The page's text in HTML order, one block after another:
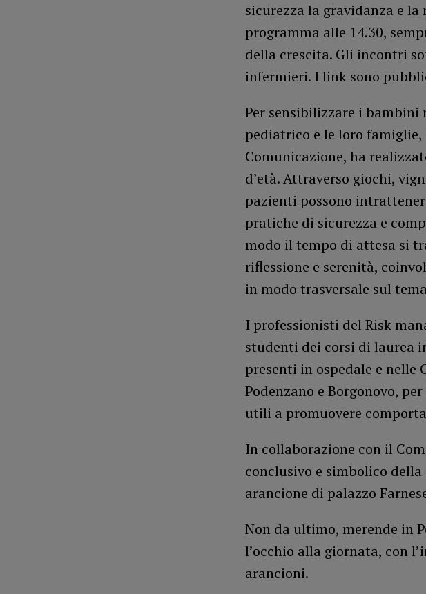
sicurezza la gravidanza e
programma alle 14.30,
della crescita. Gli incontri
infermieri. I link sono
Per sensibilizzare i bambini
pediatrico e le loro
Comunicazione, ha
d’età. Attraverso giochi,
pazienti possono
pratiche di sicurezza e
modo il tempo di attesa si
riflessione e serenità,
in modo trasversale sul
I professionisti del Risk
studenti dei corsi di laurea
presenti in ospedale e nelle
Podenzano e Borgonovo,
utili a promuovere
In collaborazione con il
conclusivo e simbolico
arancione di palazzo
Non da ultimo, merende in
l’occhio alla giornata, con
arancioni.